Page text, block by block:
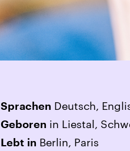
Sprachen Deutsch,
Geboren in Liestal,
Lebt in Berlin, Paris